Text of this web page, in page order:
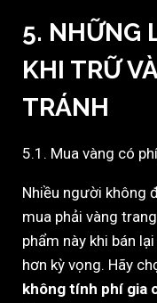
5. NHỮNG
KHI TRỮ
TRÁNH
5.1. Mua vàng có
Nhiều người không
mua phải vàng
phẩm này khi bán
hơn kỳ vọng. Hãy
không tính phí gia